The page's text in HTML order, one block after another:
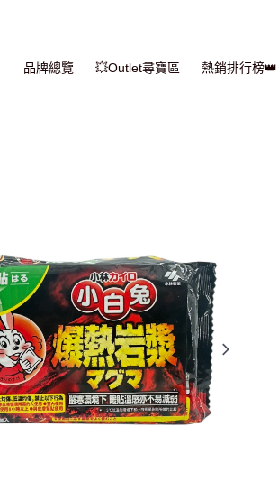
品牌總覽 💥Outlet尋寶區 熱銷排行榜👑